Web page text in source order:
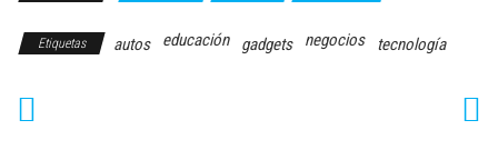
Etiquetas autos educación gadgets negocios tecnología